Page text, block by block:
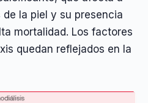
de la piel y su presencia
mortalidad. Los factores
quedan reflejados en la